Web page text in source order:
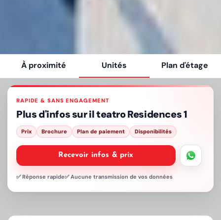
À proximité Unités Plan d'étage
RAPIDE & SANS ENGAGEMENT
Plus d'infos suril teatro Residences 1
Prix Brochure Plan de paiement Disponibilités
Recevoir infos & prix
✅ Réponse rapide✅ Aucune transmission de vos données